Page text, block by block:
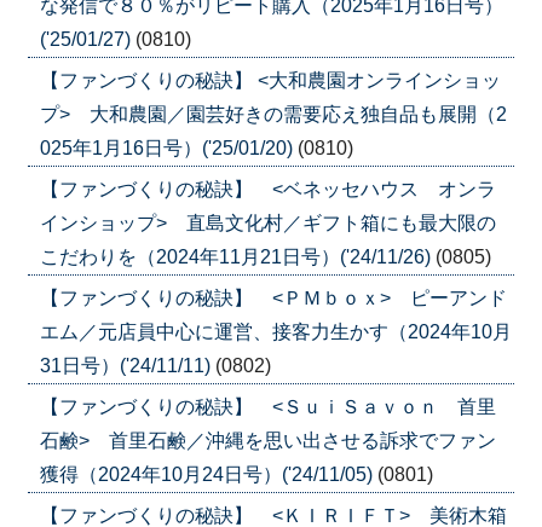
な発信で８０％がリピート購入（2025年1月16日号）
('25/01/27) (0810)
【ファンづくりの秘訣】 <大和農園オンラインショッ
プ> 大和農園／園芸好きの需要応え独自品も展開（2
025年1月16日号）('25/01/20) (0810)
【ファンづくりの秘訣】 <ベネッセハウス オンラ
インショップ> 直島文化村／ギフト箱にも最大限の
こだわりを（2024年11月21日号）('24/11/26) (0805)
【ファンづくりの秘訣】 <ＰＭｂｏｘ> ピーアンド
エム／元店員中心に運営、接客力生かす（2024年10月
31日号）('24/11/11) (0802)
【ファンづくりの秘訣】 <ＳｕｉＳａｖｏｎ 首里
石鹸> 首里石鹸／沖縄を思い出させる訴求でファン
獲得（2024年10月24日号）('24/11/05) (0801)
【ファンづくりの秘訣】 <ＫＩＲＩＦＴ> 美術木箱